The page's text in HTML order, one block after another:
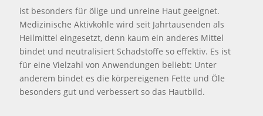
ist besonders für ölige und unreine Haut geeignet.
Medizinische Aktivkohle wird seit Jahrtausenden als
Heilmittel eingesetzt, denn kaum ein anderes Mittel
bindet und neutralisiert Schadstoffe so effektiv. Es ist
für eine Vielzahl von Anwendungen beliebt: Unter
anderem bindet es die körpereigenen Fette und Öle
besonders gut und verbessert so das Hautbild.